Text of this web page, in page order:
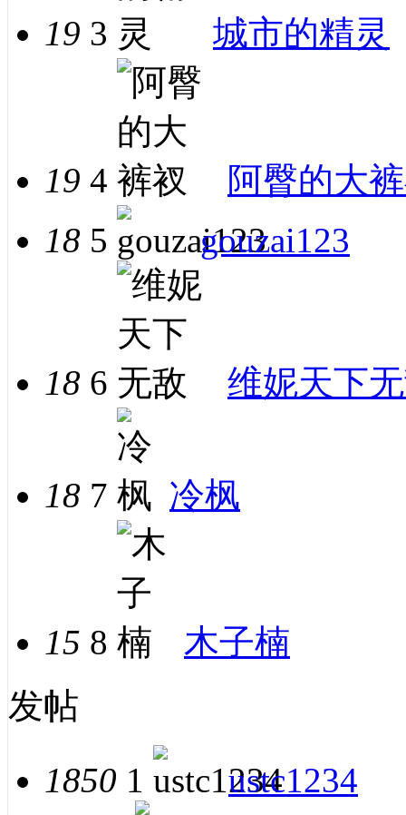
19 3 城市的精灵
19 4
阿臀的大
18 5 gouzai123
18 6 维妮天下
18 7 冷枫
15 8
木子楠
发帖
1850 1
ustc1234